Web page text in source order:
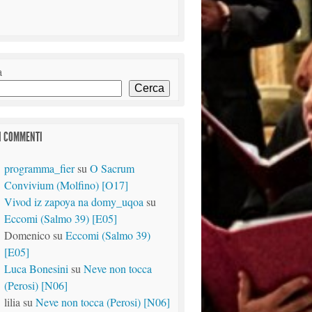
Cerca
programma_fiersuO Sacrum
Convivium (Molfino) [O17]
Vivod iz zapoya na domy_uqoa su
Eccomi (Salmo 39) [E05]
DomenicosuEccomi (Salmo 39)
[E05]
Luca Bonesini suNeve non tocca
(Perosi) [N06]
lilia suNeve non tocca (Perosi) [N06]